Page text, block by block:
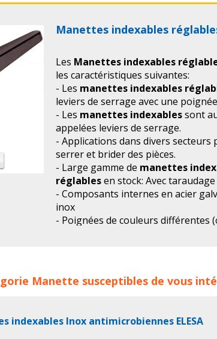
Manettes indexables
Les Manettes indexables
les caractéristiques suivantes:
- Les manettes indexables
leviers de serrage avec une
- Les manettes indexablessont
appelées leviers de serrage.
- Applications dans divers secteurs
serrer et brider des pièces.
- Large gamme de manettes
réglablesen stock: Avec
- Composants internes en acier
inox
- Poignées de couleurs différentes
- Avantages des manettes
version sans palier grâce à la
manettes indexables
Manette susceptibles de vous
indexables Inox antimicrobiennes ELESA